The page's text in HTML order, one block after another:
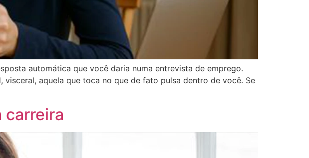
automática que você daria numa entrevista de emprego.
aquela que toca no que de fato pulsa dentro de você. Se
carreira